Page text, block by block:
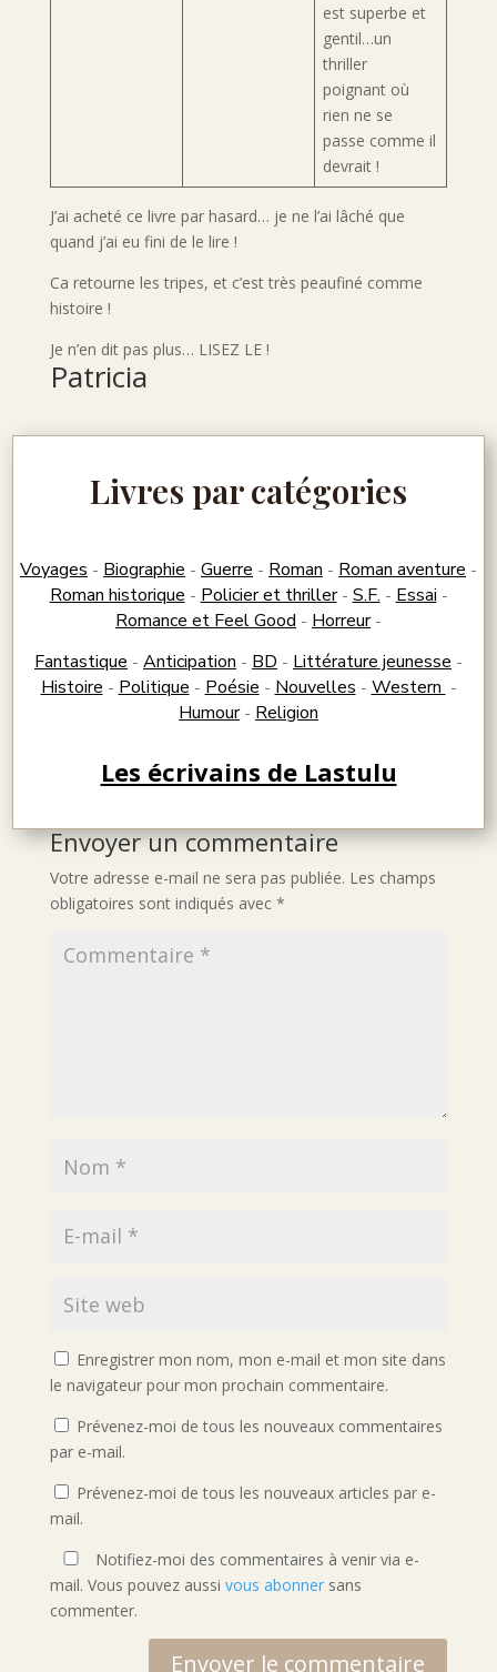
est superbe et
gentil…un
thriller
poignant où
rien ne se
passe comme il
devrait !
J’ai acheté ce livre par hasard… je ne l’ai lâché que
quand j’ai eu fini de le lire !
Ca retourne les tripes, et c’est très peaufiné comme
histoire !
Je n’en dit pas plus… LISEZ LE !
Patricia
Livres par catégories
Voyages - Biographie - Guerre - Roman - Roman aventure -
Roman historique - Policier et thriller- S.F. - Essai -
Romance et Feel Good - Horreur-
Fantastique - Anticipation - BD - Littérature jeunesse -
Histoire - Politique - Poésie - Nouvelles - Western -
Humour- Religion
Les écrivains de Lastulu
Envoyer un commentaire
Votre adresse e-mail ne sera pas publiée. Les champs
obligatoires sont indiqués avec *
Enregistrer mon nom, mon e-mail et mon site dans
le navigateur pour mon prochain commentaire.
Prévenez-moi de tous les nouveaux commentaires
par e-mail.
Prévenez-moi de tous les nouveaux articles par e-
mail.
Notifiez-moi des commentaires à venir via e-
mail. Vous pouvez aussi vous abonnersans
commenter.
Envoyer le commentaire